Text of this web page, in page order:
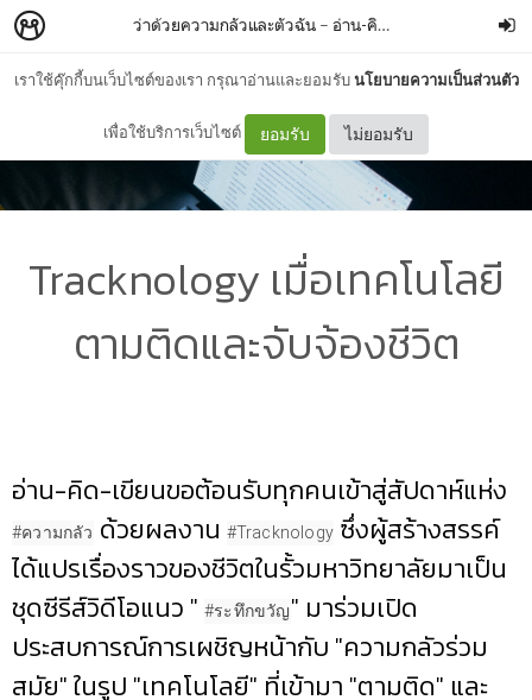
เราใช้คุ๊กกี้บนเว็บไซต์ของเรา กรุณาอ่านและยอมรับนโยบายความเป็นส่วนตัว
เพื่อใช้บริการเว็บไซต์ ยอมรับ ไม่ยอมรับ
ว่าด้วยความกลัวและตัวฉัน – อ่าน-คิด-เขียน
Tracknology เมื่อเทคโนโลยี
ตามติดและจับจ้องชีวิต
อ่าน-คิด-เขียนขอต้อนรับทุกคนเข้าสู่สัปดาห์แห่ง
#ความกลัว ด้วยผลงาน #Tracknology ซึ่งผู้สร้างสรรค์
ได้แปรเรื่องราวของชีวิตในรั้วมหาวิทยาลัยมาเป็น
ชุดซีรีส์วิดีโอแนว " #ระทึกขวัญ" มาร่วมเปิด
ประสบการณ์การเผชิญหน้ากับ "ความกลัวร่วม
สมัย" ในรูป "เทคโนโลยี" ที่เข้ามา "ตามติด" และ